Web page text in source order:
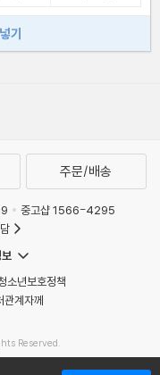
기
주문/배송
중고샵 1566-4295
소년보호정책
관계자께
Reserved.